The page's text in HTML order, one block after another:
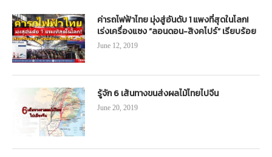
ค่ารถไฟฟ้าไทย มุ่งสู่อันดับ 1 แพงที่สุดในโลก!
เร่งเครื่องแซง “ลอนดอน-สิงคโปร์” เรียบร้อย
June 12, 2019
รู้จัก 6 เส้นทางขนส่งผลไม้ไทยไปจีน
June 20, 2019